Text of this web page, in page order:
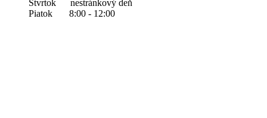
Štvrtok nestránkový deň
Piatok 8:00 - 12:00